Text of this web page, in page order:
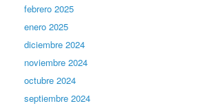
febrero 2025
enero 2025
diciembre 2024
noviembre 2024
octubre 2024
septiembre 2024